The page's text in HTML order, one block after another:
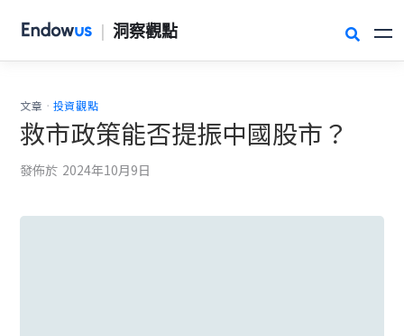
| 洞察觀點 
文章 . 投資觀點
救市政策能否提振中國股市？
發佈於 2024年10月9日